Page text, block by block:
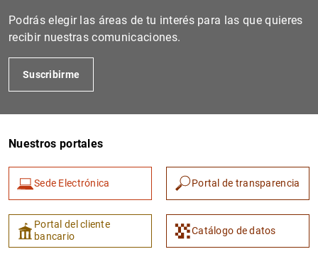
1 2
Podrás elegir las áreas de tu interés para las que quieres
recibir nuestras comunicaciones.
Suscribirme
Nuestros portales
Sede Electrónica Portal de transparencia
Portal del cliente
bancario
Catálogo de datos